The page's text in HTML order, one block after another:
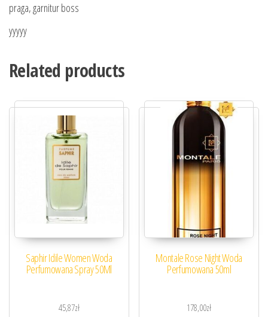
praga, garnitur boss
yyyyy
Related products
Saphir Idile Women Woda
Perfumowana Spray 50Ml
45,87zł
Montale Rose Night Woda
Perfumowana 50ml
178,00zł